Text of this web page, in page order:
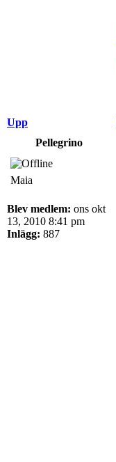
Upp
Pellegrino
Maia
Blev medlem: ons okt
13, 2010 8:41 pm
Inlägg: 887